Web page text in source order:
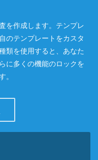
を作成します。テンプレ
のテンプレートをカスタ
類を使用すると、あなた
に多くの機能のロックを
。